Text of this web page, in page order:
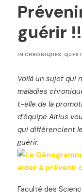
guérir !!
IN CHRONIQUES,
Voilà un sujet qui
maladies
t-elle de la
d’équipe Altius
qui différencient
guérir.
Faculté des